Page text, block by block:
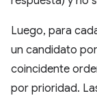
Luego, para
un candidato
coincidente
por prioridad.